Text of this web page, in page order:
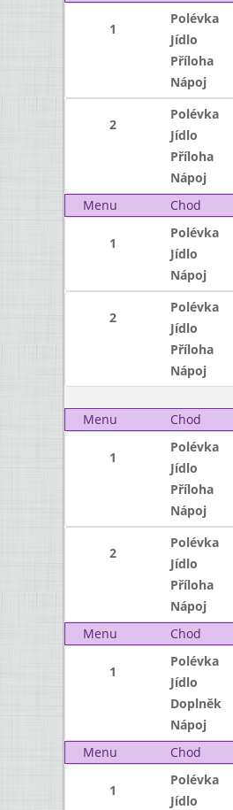
1
Polévka
Jídlo
Příloha
Nápoj
2
Polévka
Jídlo
Příloha
Nápoj
Menu
Chod
1
Polévka
Jídlo
Nápoj
2
Polévka
Jídlo
Příloha
Nápoj
Menu
Chod
1
Polévka
Jídlo
Příloha
Nápoj
2
Polévka
Jídlo
Příloha
Nápoj
Menu
Chod
1
Polévka
Jídlo
Doplněk
Nápoj
Menu
Chod
1
Polévka
Jídlo